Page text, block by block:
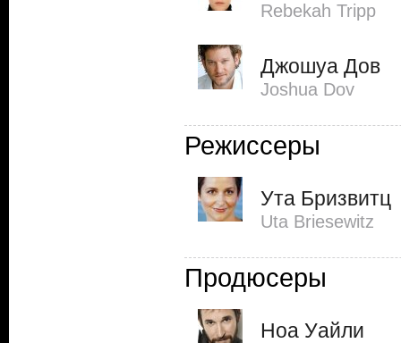
Rebekah Tripp
Джошуа Дов
Joshua Dov
Режиссеры
Ута Бризвитц
Uta Briesewitz
Продюсеры
Ноа Уайли